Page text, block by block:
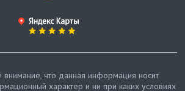
что данная информация носит
характер и ни при каких условиях